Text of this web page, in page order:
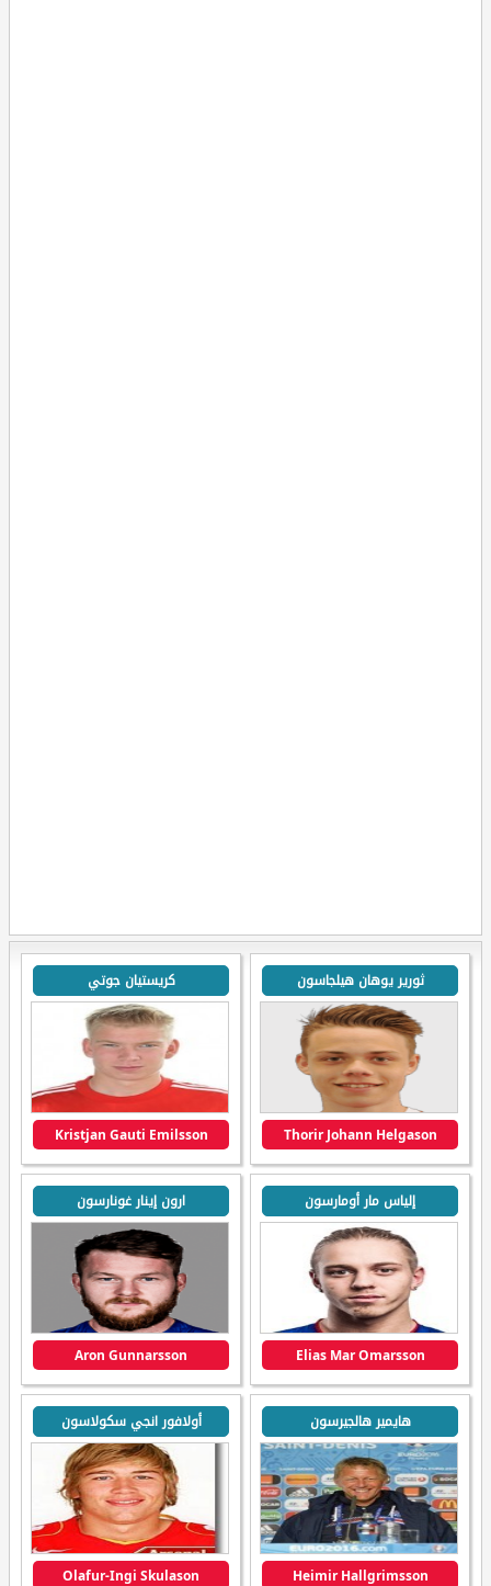
ثورير يوهان هيلجاسون
Thorir Johann Helgason
كريستيان جوتي
Kristjan Gauti Emilsson
إلياس مار أومارسون
Elias Mar Omarsson
ارون إينار غونارسون
Aron Gunnarsson
هايمير هالجيرسون
Heimir Hallgrimsson
أولافور انجي سكولاسون
Olafur-Ingi Skulason